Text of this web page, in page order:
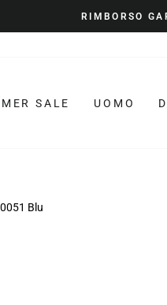
FREE SHIPPING
SALE UOMO
Blu